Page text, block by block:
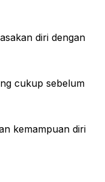
diri dengan
cukup sebelum
kemampuan diri